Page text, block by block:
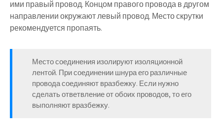
ими правый провод. Концом правого провода в другом
направлении окружают левый провод. Место скрутки
рекомендуется пропаять.
Место соединения изолируют изоляционной
лентой. При соединении шнура его различные
провода соединяют вразбежку. Если нужно
сделать ответвление от обоих проводов, то его
выполняют вразбежку.